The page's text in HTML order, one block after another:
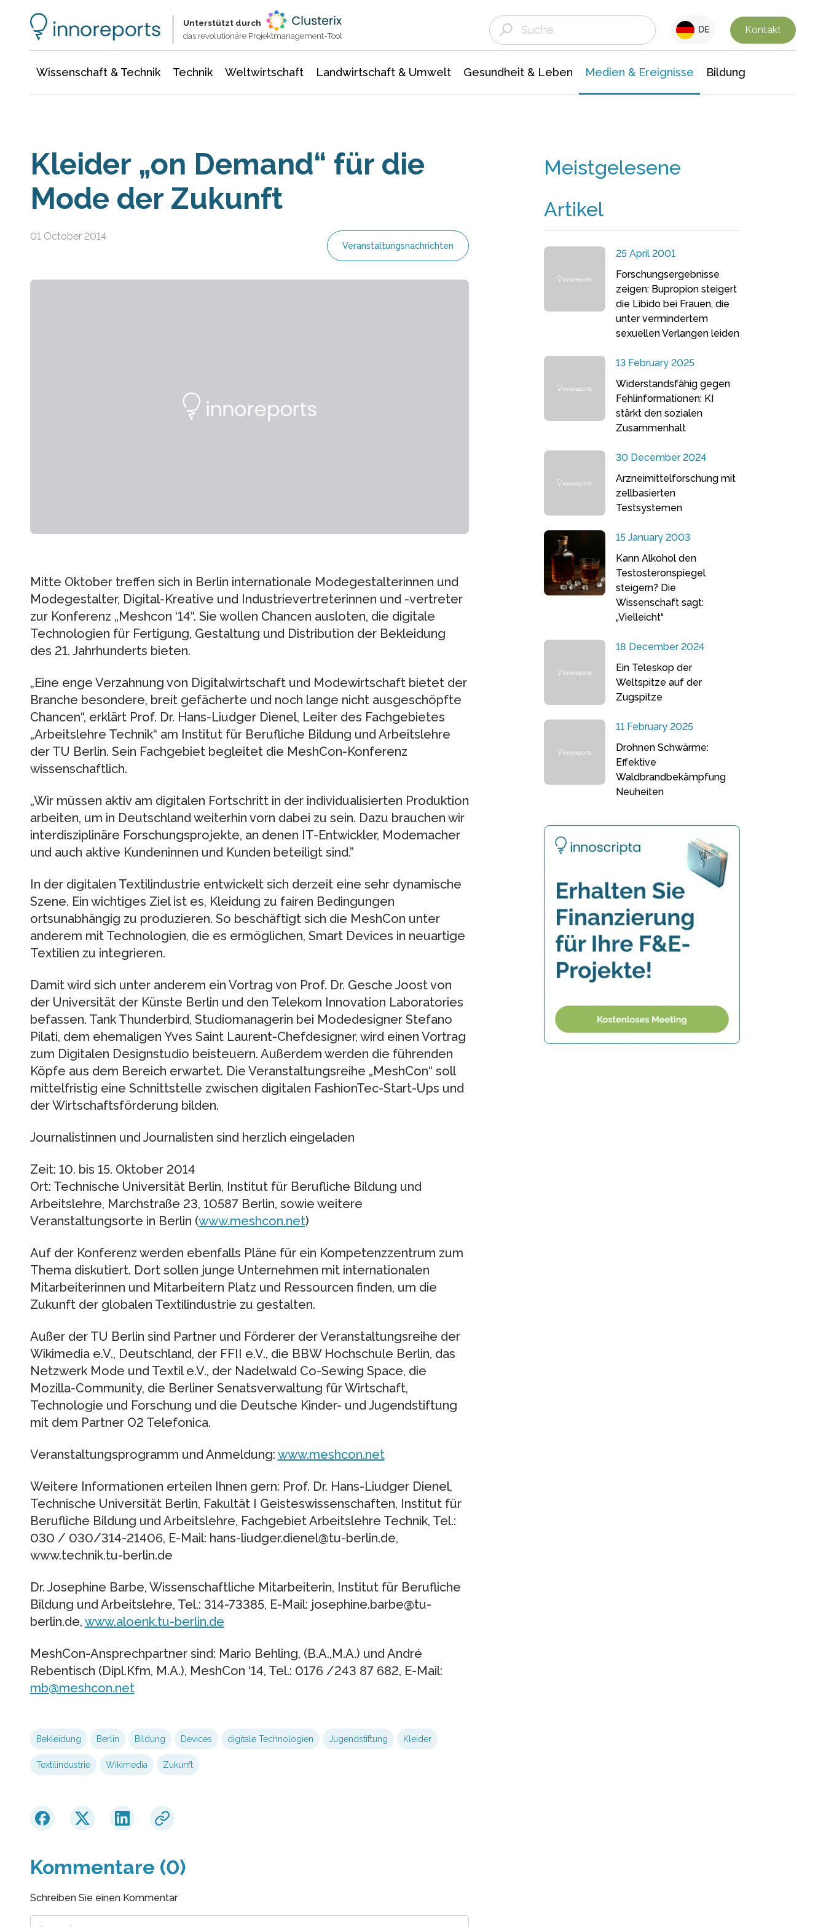
Unterstützt durch
das revolutionäre Projektmanagement-Tool
DE Kontakt
Wissenschaft & Technik Technik Weltwirtschaft Landwirtschaft & Umwelt Gesundheit & Leben Medien & Ereignisse Bildung
Kleider „on Demand“ für die
Mode der Zukunft
01 October 2014
Veranstaltungsnachrichten
Mitte Oktober treffen sich in Berlin internationale Modegestalterinnen und
Modegestalter, Digital-Kreative und Industrievertreterinnen und -vertreter
zur Konferenz „Meshcon ‘14“. Sie wollen Chancen ausloten, die digitale
Technologien für Fertigung, Gestaltung und Distribution der Bekleidung
des 21. Jahrhunderts bieten.
„Eine enge Verzahnung von Digitalwirtschaft und Modewirtschaft bietet der
Branche besondere, breit gefächerte und noch lange nicht ausgeschöpfte
Chancen“, erklärt Prof. Dr. Hans-Liudger Dienel, Leiter des Fachgebietes
„Arbeitslehre Technik“ am Institut für Berufliche Bildung und Arbeitslehre
der TU Berlin. Sein Fachgebiet begleitet die MeshCon-Konferenz
wissenschaftlich.
„Wir müssen aktiv am digitalen Fortschritt in der individualisierten Produktion
arbeiten, um in Deutschland weiterhin vorn dabei zu sein. Dazu brauchen wir
interdisziplinäre Forschungsprojekte, an denen IT-Entwickler, Modemacher
und auch aktive Kundeninnen und Kunden beteiligt sind.”
In der digitalen Textilindustrie entwickelt sich derzeit eine sehr dynamische
Szene. Ein wichtiges Ziel ist es, Kleidung zu fairen Bedingungen
ortsunabhängig zu produzieren. So beschäftigt sich die MeshCon unter
anderem mit Technologien, die es ermöglichen, Smart Devices in neuartige
Textilien zu integrieren.
Damit wird sich unter anderem ein Vortrag von Prof. Dr. Gesche Joost von
der Universität der Künste Berlin und den Telekom Innovation Laboratories
befassen. Tank Thunderbird, Studiomanagerin bei Modedesigner Stefano
Pilati, dem ehemaligen Yves Saint Laurent-Chefdesigner, wird einen Vortrag
zum Digitalen Designstudio beisteuern. Außerdem werden die führenden
Köpfe aus dem Bereich erwartet. Die Veranstaltungsreihe „MeshCon“ soll
mittelfristig eine Schnittstelle zwischen digitalen FashionTec-Start-Ups und
der Wirtschaftsförderung bilden.
Journalistinnen und Journalisten sind herzlich eingeladen
Zeit: 10. bis 15. Oktober 2014
Ort: Technische Universität Berlin, Institut für Berufliche Bildung und
Arbeitslehre, Marchstraße 23, 10587 Berlin, sowie weitere
Veranstaltungsorte in Berlin (www.meshcon.net)
Auf der Konferenz werden ebenfalls Pläne für ein Kompetenzzentrum zum
Thema diskutiert. Dort sollen junge Unternehmen mit internationalen
Mitarbeiterinnen und Mitarbeitern Platz und Ressourcen finden, um die
Zukunft der globalen Textilindustrie zu gestalten.
Außer der TU Berlin sind Partner und Förderer der Veranstaltungsreihe der
Wikimedia e.V., Deutschland, der FFII e.V., die BBW Hochschule Berlin, das
Netzwerk Mode und Textil e.V., der Nadelwald Co-Sewing Space, die
Mozilla-Community, die Berliner Senatsverwaltung für Wirtschaft,
Technologie und Forschung und die Deutsche Kinder- und Jugendstiftung
mit dem Partner O2 Telefonica.
Veranstaltungsprogramm und Anmeldung: www.meshcon.net
Weitere Informationen erteilen Ihnen gern: Prof. Dr. Hans-Liudger Dienel,
Technische Universität Berlin, Fakultät I Geisteswissenschaften, Institut für
Berufliche Bildung und Arbeitslehre, Fachgebiet Arbeitslehre Technik, Tel.:
030 / 030/314-21406, E-Mail: hans-liudger.dienel@tu-berlin.de,
www.technik.tu-berlin.de
Dr. Josephine Barbe, Wissenschaftliche Mitarbeiterin, Institut für Berufliche
Bildung und Arbeitslehre, Tel.: 314-73385, E-Mail: josephine.barbe@tu-
berlin.de, www.aloenk.tu-berlin.de
MeshCon-Ansprechpartner sind: Mario Behling, (B.A.,M.A.) und André
Rebentisch (Dipl.Kfm, M.A.), MeshCon ‘14, Tel.: 0176 /243 87 682, E-Mail:
mb@meshcon.net
Bekleidung Berlin Bildung Devices digitale Technologien Jugendstiftung Kleider
Textilindustrie Wikimedia Zukunft
Kommentare (0)
Schreiben Sie einen Kommentar
Meistgelesene
Artikel
25 April 2001
Forschungsergebnisse
zeigen: Bupropion steigert
die Libido bei Frauen, die
unter vermindertem
sexuellen Verlangen leiden
13 February 2025
Widerstandsfähig gegen
Fehlinformationen: KI
stärkt den sozialen
Zusammenhalt
30 December 2024
Arzneimittelforschung mit
zellbasierten
Testsystemen
15 January 2003
Kann Alkohol den
Testosteronspiegel
steigern? Die
Wissenschaft sagt:
„Vielleicht“
18 December 2024
Ein Teleskop der
Weltspitze auf der
Zugspitze
11 February 2025
Drohnen Schwärme:
Effektive
Waldbrandbekämpfung
Neuheiten